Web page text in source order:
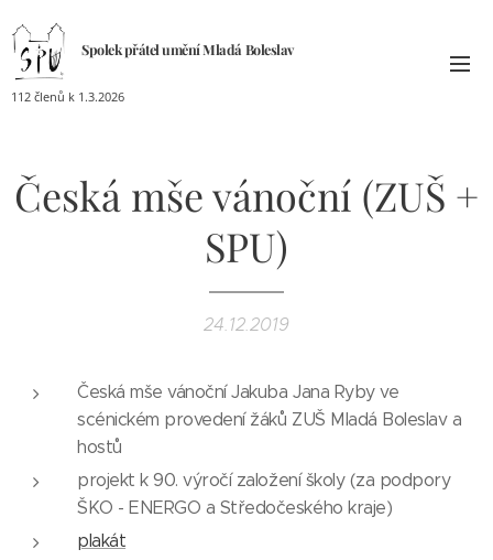
Spolek přátel uměníMladá Boleslav
112 členů k 1.3.2026
Česká mše vánoční (ZUŠ +
SPU)
24.12.2019
Česká mše vánoční Jakuba Jana Ryby ve
scénickém provedení žáků ZUŠ Mladá Boleslav a
hostů
projekt k 90. výročí založení školy (za podpory
ŠKO - ENERGO a Středočeského kraje)
plakát